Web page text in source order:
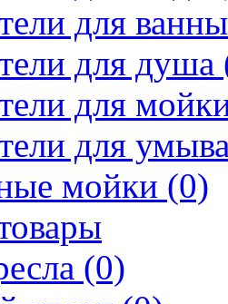
для
для душа
для
для
мойки (0)
(0)